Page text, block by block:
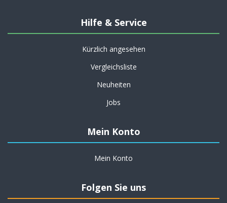
Hilfe & Service
Kürzlich angesehen
Vergleichsliste
Neuheiten
Jobs
Mein Konto
Mein Konto
Folgen Sie uns